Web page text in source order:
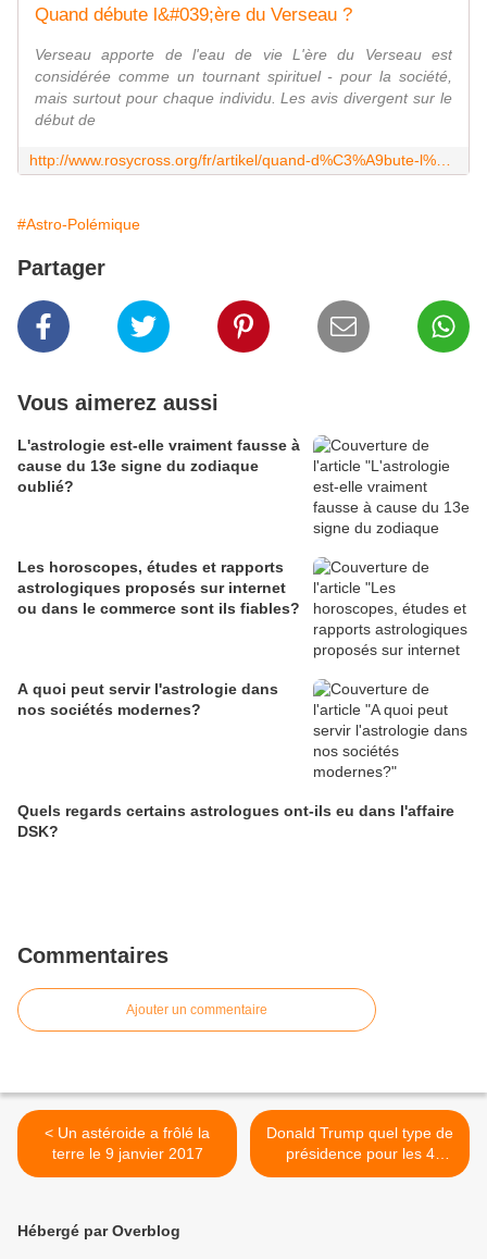
Quand débute l&#039;ère du Verseau ?
Verseau apporte de l'eau de vie L'ère du Verseau est
considérée comme un tournant spirituel - pour la société,
mais surtout pour chaque individu. Les avis divergent sur le
début de
#Astro-Polémique
Partager
Vous aimerez aussi
L'astrologie est-elle vraiment fausse à
cause du 13e signe du zodiaque
oublié?
Les horoscopes, études et rapports
astrologiques proposés sur internet
ou dans le commerce sont ils fiables?
A quoi peut servir l'astrologie dans
nos sociétés modernes?
Quels regards certains astrologues ont-ils eu dans l'affaire
DSK?
Commentaires
Ajouter un commentaire
< Un astéroide a frôlé la
terre le 9 janvier 2017
Donald Trump quel type de
présidence pour les 4
prochaines années? >
Hébergé par Overblog